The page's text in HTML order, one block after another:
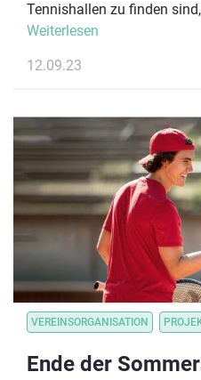
Tennishallen zu finden
notwendigen Wechsel auf
spart der Wechsel auf LED
Weiterlesen
12.09.23
VEREINSORGANISATION